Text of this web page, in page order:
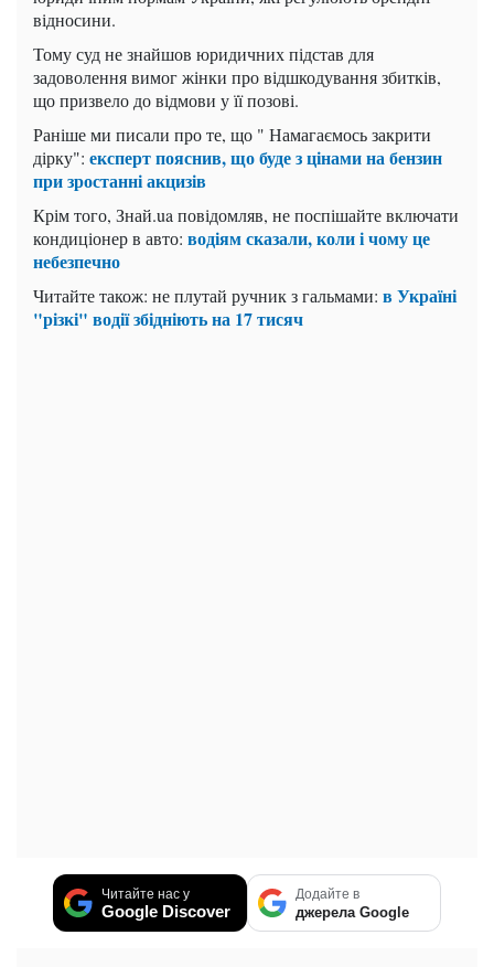
відносини.
Тому суд не знайшов юридичних підстав для
задоволення вимог жінки про відшкодування збитків,
що призвело до відмови у її позові.
Раніше ми писали про те, що " Намагаємось закрити
дірку": експерт пояснив, що буде з цінами на бензин
при зростанні акцизів
Крім того, Знай.ua повідомляв, не поспішайте включати
кондиціонер в авто: водіям сказали, коли і чому це
небезпечно
Читайте також: не плутай ручник з гальмами: в Україні
"різкі" водії збідніють на 17 тисяч
Читайте нас у
Google Discover
Додайте в
джерела Google